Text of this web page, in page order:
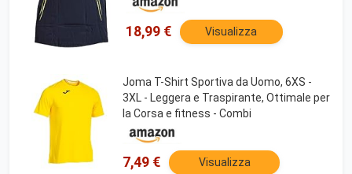
18,99 € Visualizza
Joma T-Shirt Sportiva da Uomo, 6XS -
3XL - Leggera e Traspirante, Ottimale per
la Corsa e fitness - Combi
7,49 € Visualizza